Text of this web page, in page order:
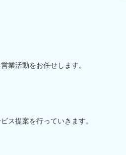
業活動をお任せします。
ス提案を行っていきます。